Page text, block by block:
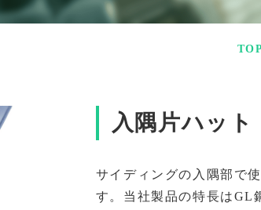
TOP
入隅片ハット
サイディングの入隅部で
す。当社製品の特長はGL